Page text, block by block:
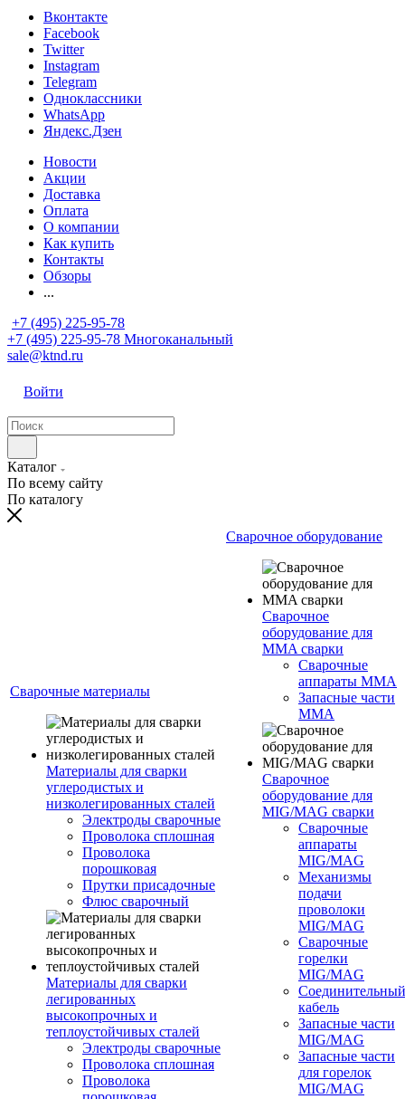
Вконтакте
Facebook
Twitter
Instagram
Telegram
Одноклассники
WhatsApp
Яндекс.Дзен
Новости
Акции
Доставка
Оплата
О компании
Как купить
Контакты
Обзоры
...
+7 (495) 225-95-78
+7 (495) 225-95-78 Многоканальный
sale@ktnd.ru
Войти
Каталог
По всему сайту
По каталогу
Сварочные материалы
Материалы для сварки
углеродистых и
низколегированных сталей
Электроды сварочные
Проволока сплошная
Проволока
порошковая
Прутки присадочные
Флюс сварочный
Материалы для сварки
легированных
высокопрочных и
теплоустойчивых сталей
Электроды сварочные
Проволока сплошная
Проволока
Сварочное оборудование
Сварочное
оборудование для
MMA сварки
Сварочные
аппараты MMA
Запасные части
MMA
Сварочное
оборудование для
MIG/MAG сварки
Сварочные
аппараты
MIG/MAG
Механизмы
подачи
проволоки
MIG/MAG
Сварочные
горелки
MIG/MAG
Соединительный
кабель
Запасные части
MIG/MAG
Запасные части
для горелок
MIG/MAG